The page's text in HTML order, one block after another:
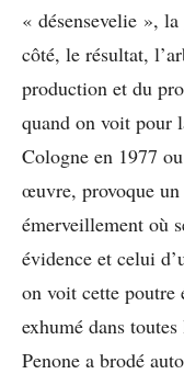
« désensevelie »,
côté, le résultat,
production et du
quand on voit pour
Cologne en 1977
œuvre, provoque un
émerveillement où
évidence et celui
on voit cette poutre
exhumé dans
Penone a brodé